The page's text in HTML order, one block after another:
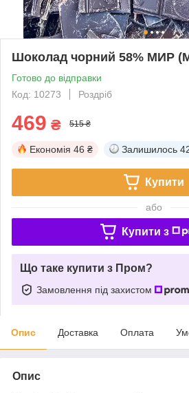
Шоколад чорний 58% МИР
Готово до відправки
Код: 10273
Роздріб
469 ₴ 515 ₴
Економія 46 ₴ Залишилось
Купити
або
Купити з
Що таке купити з Пром?
Замовлення під захистом
Опис Доставка Оплата
Опис